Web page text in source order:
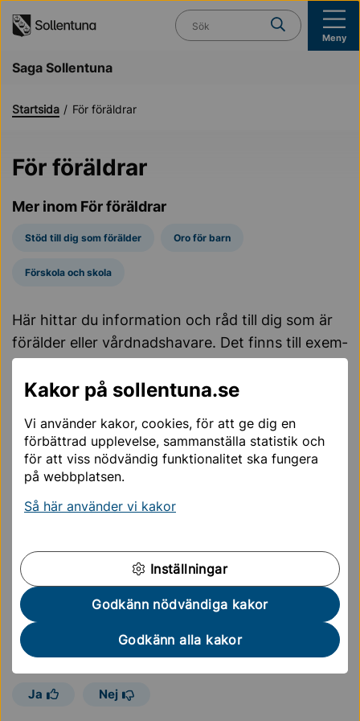
Kakor på sollentuna.se
Vi använder kakor, cookies, för att ge dig en
förbättrad upplevelse, sammanställa statistik och
för att viss nödvändig funktionalitet ska fungera
på webbplatsen.
Så här använder vi kakor
Inställningar
Godkänn nödvändiga kakor
Godkänn alla kakor
Vad söker du?
Meny
Saga Sollentuna
Startsida För föräldrar
För föräldrar
Mer inom För föräldrar
Stöd till dig som förälder Oro för barn
Förskola och skola
Här hittar du information och råd till dig som är
förälder eller vårdnadshavare. Det finns till ex­em­
pel tips om vart du kan vän­da dig om du är osä­
ker på vil­ken hjälp du be­hö­ver för ditt barn el­ler
när den kom­mit till so­ci­al­kon­to­ret.
Stöd till dig som förälder
Förskola och skola
Sidan uppdaterades 22 april 2024
Ja Nej